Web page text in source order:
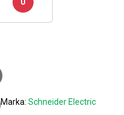
promjera 22, potisno
Marka: Schneider Electric